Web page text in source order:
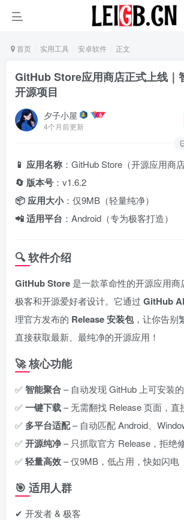
首页 实用工具 安卓软件 正文
GitHub Store应用商店正式上线｜
开源项目
夕子小屋
4个月前更新
📱 应用名称 ：GitHub Store（开源应用商店
🔄 版本号 ‌：v1.6.2
📦 应用大小‌：仅9MB（轻量纯净）
📲 适用平台 ‌：Android（专为极客打造）
🔍 软件介绍
GitHub Store 是一款革命性的开源应用商
极客和开源爱好者设计。它通过 ‌ GitHub
理官方发布的 ‌ Release 安装包，让你告别
直接获取最新、最纯净的开源应用！
🚀 核心功能
✅ ‌智能聚合 – 自动发现 GitHub 上可安装
✅ ‌一键下载 – 无需翻找 Release 页面，直
✅ ‌ 多平台适配– 自动匹配 Android、
✅ ‌开源纯净 – 只抓取官方 Release，拒绝
✅ ‌轻量高效‌ – 仅9MB，低占用，快如闪电
🎯 适用人群
✔ 开发者 & 极客